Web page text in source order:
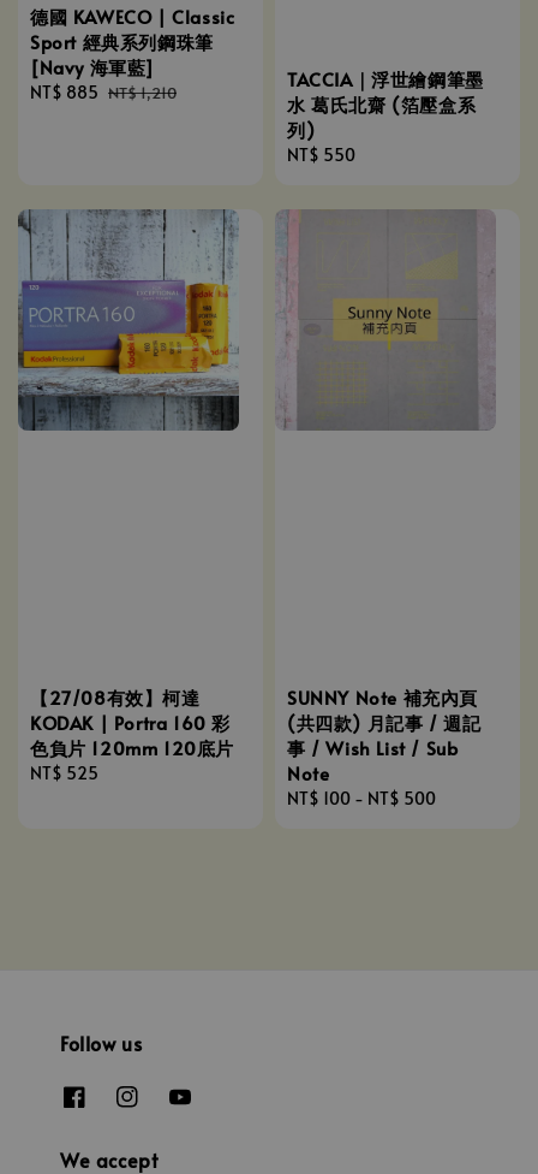
德國 KAWECO | Classic
Sport 經典系列鋼珠筆
[Navy 海軍藍]
Sale
NT$ 885 Regular
NT$ 1,210
TACCIA｜浮世繪鋼筆墨
水 葛氏北齋 (箔壓盒系
列)
Regular
NT$ 550
【27/08有效】柯達
KODAK | Portra 160 彩
色負片 120mm 120底片
Regular
NT$ 525
SUNNY Note 補充內頁
(共四款) 月記事 / 週記
事 / Wish List / Sub
Note
Regular
NT$ 100 - NT$ 500
Follow us
We accept